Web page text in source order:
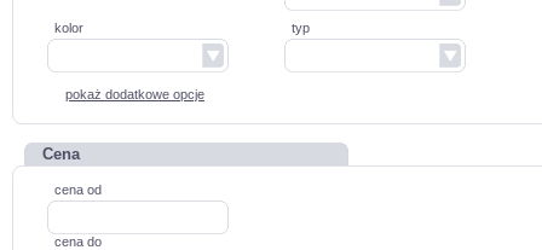
kolor typ
pokaż dodatkowe opcje
Cena
cena od
cena do